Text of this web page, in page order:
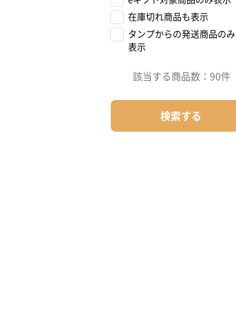
在庫切れ商品も表示
タンプからの発送商品のみ
表示
該当する商品数： 90件
検索する